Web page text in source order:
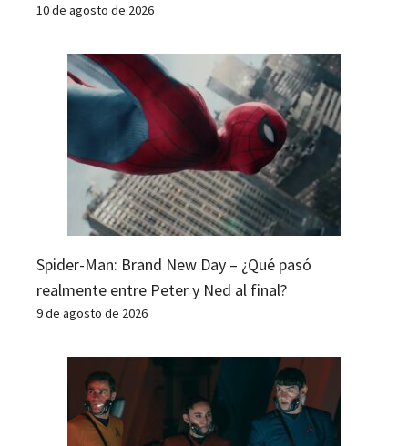
10 de agosto de 2026
Spider-Man: Brand New Day – ¿Qué pasó
realmente entre Peter y Ned al final?
9 de agosto de 2026